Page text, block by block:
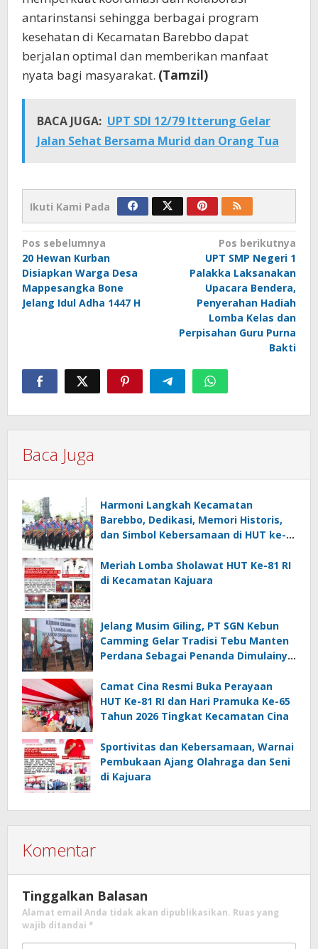
antarinstansi sehingga berbagai program
kesehatan di Kecamatan Barebbo dapat
berjalan optimal dan memberikan manfaat
nyata bagi masyarakat. (Tamzil)
BACA JUGA: UPT SDI 12/79 Itterung Gelar
Jalan Sehat Bersama Murid dan Orang Tua
Ikuti Kami Pada
Navigasi
pos
Pos sebelumnya
20 Hewan Kurban
Disiapkan Warga Desa
Mappesangka Bone
Jelang Idul Adha 1447 H
Pos berikutnya
UPT SMP Negeri 1
Palakka Laksanakan
Upacara Bendera,
Penyerahan Hadiah
Lomba Kelas dan
Perpisahan Guru Purna
Bakti
Baca Juga
Harmoni Langkah Kecamatan
Barebbo, Dedikasi, Memori Historis,
dan Simbol Kebersamaan di HUT ke-
Meriah Lomba Sholawat HUT Ke-81 RI
di Kecamatan Kajuara
Jelang Musim Giling, PT SGN Kebun
Camming Gelar Tradisi Tebu Manten
Perdana Sebagai Penanda Dimulainya
Camat Cina Resmi Buka Perayaan
HUT Ke-81 RI dan Hari Pramuka Ke-65
Tahun 2026 Tingkat Kecamatan Cina
Sportivitas dan Kebersamaan, Warnai
Pembukaan Ajang Olahraga dan Seni
di Kajuara
Komentar
Tinggalkan Balasan
Alamat email Anda tidak akan dipublikasikan. Ruas yang
wajib ditandai *